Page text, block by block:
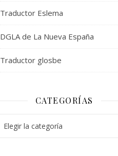
Traductor Eslema
DGLA de La Nueva España
Traductor glosbe
CATEGORÍAS